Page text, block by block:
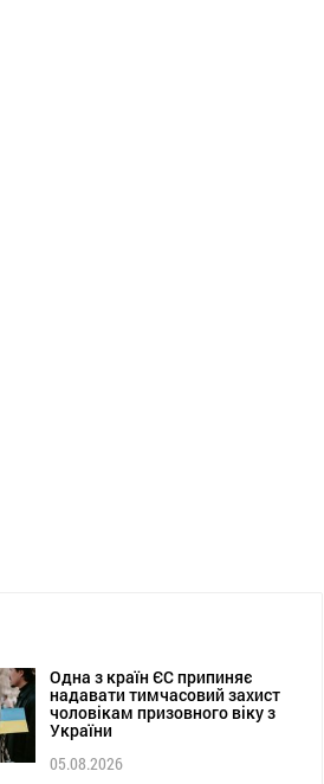
Одна з країн ЄС припиняє
надавати тимчасовий захист
чоловікам призовного віку з
України
05.08.2026